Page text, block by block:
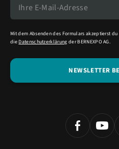
Mit dem Absenden des Formulars akzeptierst
die Datenschutzerklärung der BERNEXPO AG.